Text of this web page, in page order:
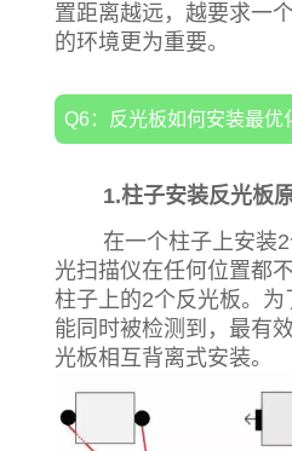
置距离越远，越要求一
的环境更为重要。
Q6：反光板如何安装最优
1.柱子安装反光板
在一个柱子上安装2
光扫描仪在任何位置都
柱子上的2个反光板。
能同时被检测到，最有
光板相互背离式安装。